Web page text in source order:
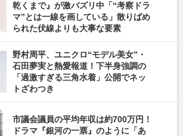
乾くまで』が激バズリ中「“考察ドラ
マ”とは一線を画している」散りばめ
られた伏線よりも大事な要素
野村周平、ユニクロ“モデル美女”・
石田夢実と熱愛報道！下半身強調の
「過激すぎる三角水着」公開でネッ
トざわつき
市議会議員の平均年収は約700万円！
ドラマ『銀河の一票』のように「あ